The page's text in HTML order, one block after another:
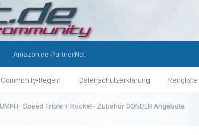
Community-Regeln Datenschutzerklärung Rangliste
Amazon.de PartnerNet
Speed Triple + Rocket- Zubehör SONDER Angebote